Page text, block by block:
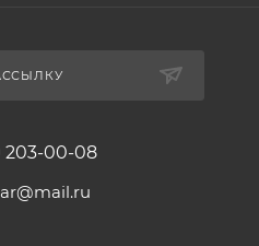
203-00-08